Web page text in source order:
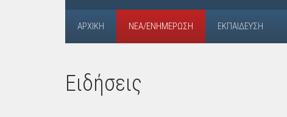
ΑΡΧΙΚΉ ΝΈΑ/ΕΝΗΜΈΡΩΣΗ ΕΚΠΑΊΔΕΥΣΗ
Ειδήσεις